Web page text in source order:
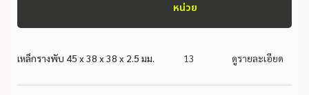
หน่วย
เหล็กรางพับ 45 x 38 x 38 x 2.5 มม. 13 ดูรายละเอียด